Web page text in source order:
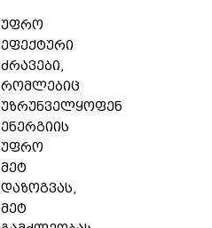
უფრო
ეფექტური
ძრავები,
რომლებიც
უზრუნველყოფენ
ენერგიის
უფრო
მეტ
დაზოგვას,
მეტ